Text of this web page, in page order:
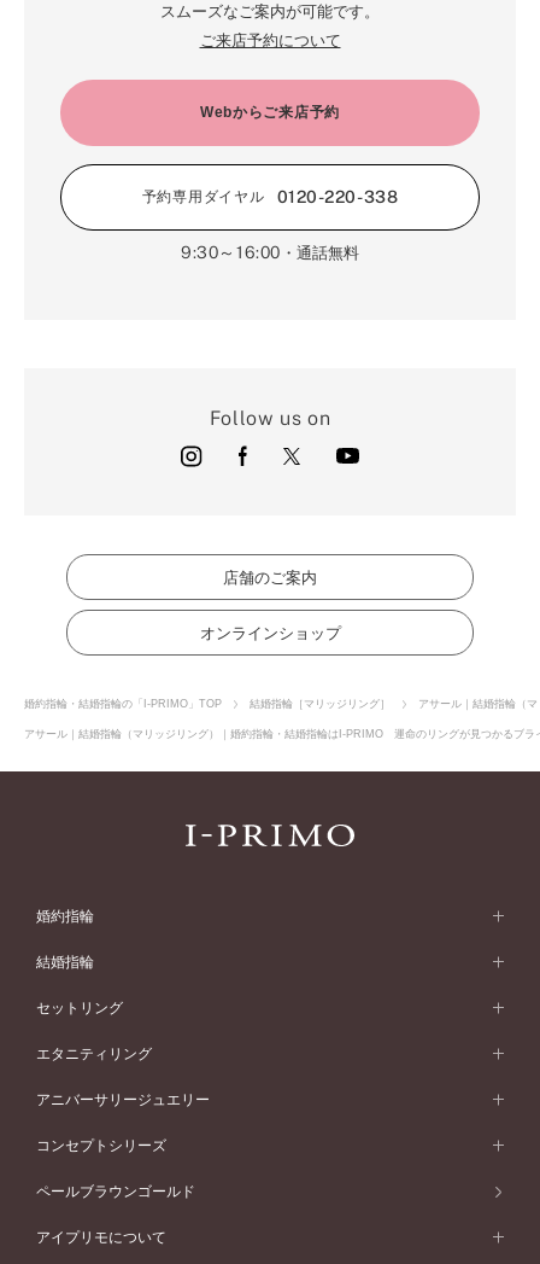
スムーズなご案内が可能です。
ご来店予約について
Webからご来店予約
予約専用ダイヤル 0120-220-338
9:30～16:00 ・通話無料
Follow us on
店舗のご案内
オンラインショップ
婚約指輪・結婚指輪の「I-PRIMO」TOP 結婚指輪［マリッジリング］ アサール｜結婚指輪（
アサール｜結婚指輪（マリッジリング）｜婚約指輪・結婚指輪はI-PRIMO 運命のリングが見つかるブ
婚約指輪
婚約指輪 (エンゲージリング)
婚約指輪一覧
ピンクゴールド
ペールブラウンゴールド
ウェーブライン
V字ライン
ワンサイドメレ
ダブルサイドメレ
シンプル
フェミニン
50万円台～
結婚指輪
結婚指輪 (マリッジリング)
結婚指輪一覧
ピンクゴールド
ペールブラウンゴールド
ウェーブライン
V字ライン
ワンメレ
シンプル
セットリング
セットリング
セットリング一覧
ピンクゴールド
エタニティリング
エタニティリング
エタニティリング一覧
アニバーサリージュエリー
アニバーサリージュエリー
アニバーサリージュエリー一覧
コンセプトシリーズ
コンセプトシリーズ
オリジンビリーフ
ペールブラウンゴールド
アイプリモについて